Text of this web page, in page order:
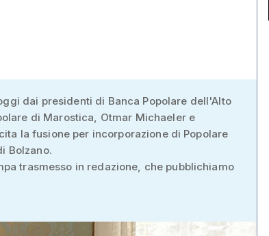
dai presidenti di Banca Popolare dell'Alto
di Marostica, Otmar Michaeler e
la fusione per incorporazione di Popolare
Bolzano.
trasmesso in redazione, che pubblichiamo